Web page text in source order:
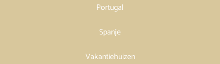
Portugal
Spanje
Vakantiehuizen